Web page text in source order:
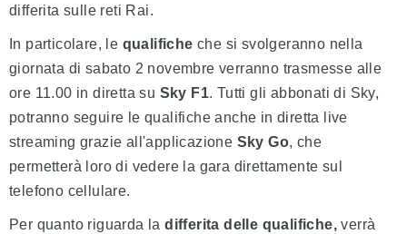
differita sulle reti Rai.
In particolare, le qualifiche che si svolgeranno nella
giornata di sabato 2 novembre verranno trasmesse alle
ore 11.00 in diretta su Sky F1. Tutti gli abbonati di Sky,
potranno seguire le qualifiche anche in diretta live
streaming grazie all'applicazione Sky Go, che
permetterà loro di vedere la gara direttamente sul
telefono cellulare.
Per quanto riguarda ladifferita delle qualifiche, verrà